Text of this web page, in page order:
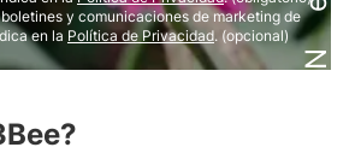
y comunicaciones de marketing de
en la Política de Privacidad. (opcional)